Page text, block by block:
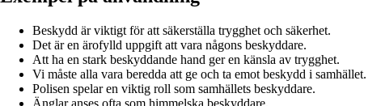
Beskydd är viktigt för att säkerställa trygghet och säkerhet.
Det är en ärofylld uppgift att vara någons beskyddare.
Att ha en stark beskyddande hand ger en känsla av trygghet.
Vi måste alla vara beredda att ge och ta emot beskydd i samhället.
Polisen spelar en viktig roll som samhällets beskyddare.
Änglar anses ofta som himmelska beskyddare.